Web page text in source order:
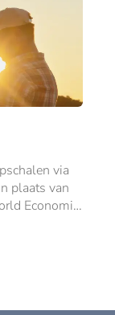
via
plaats van
Economic